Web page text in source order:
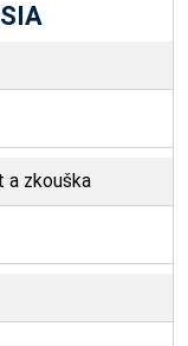
a zkouška